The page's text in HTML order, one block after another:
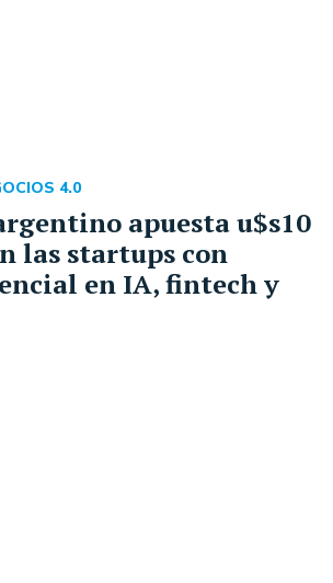
apuesta u$s10
las startups con
en IA, fintech y
4.0